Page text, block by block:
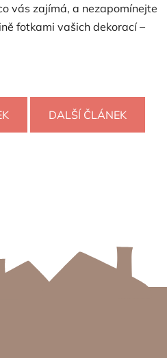
vás zajímá, a nezapomínejte
fotkami vašich dekorací –
DALŠÍ ČLÁNEK